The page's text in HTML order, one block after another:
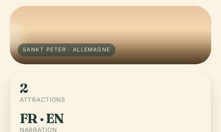
SANKT PETER · ALLEMAGNE
2
ATTRACTIONS
FR · EN
NARRATION